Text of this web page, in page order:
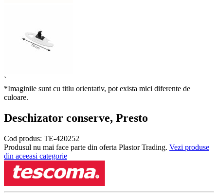
`
*Imaginile sunt cu titlu orientativ, pot exista mici diferente de
culoare.
Deschizator conserve, Presto
Cod produs: TE-420252
Produsul nu mai face parte din oferta Plastor Trading. Vezi produse
din aceeasi categorie